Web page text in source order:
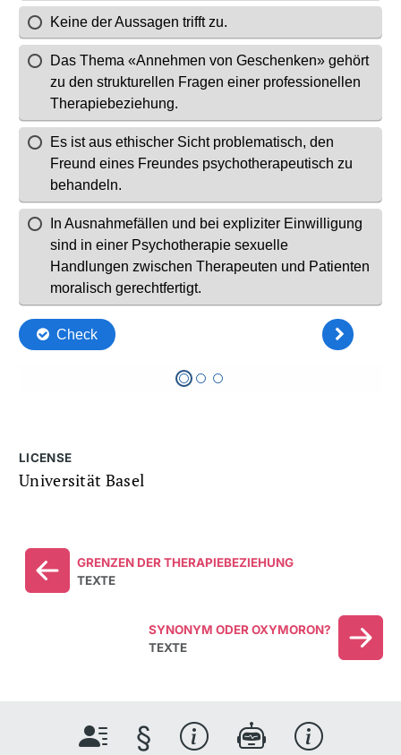
LICENSE
Universität Basel
GRENZEN DER THERAPIEBEZIEHUNG
TEXTE
SYNONYM ODER OXYMORON?
TEXTE
§